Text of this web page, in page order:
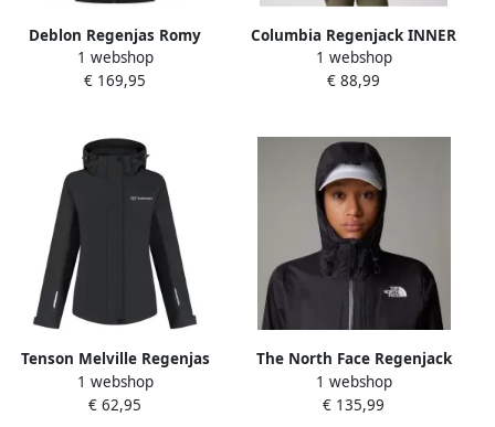
Deblon Regenjas Romy
zwart
1 webshop
€ 169,95
Columbia Regenjack INNER
LIMITS III JACKET (1 stuk)
1 webshop
€ 88,99
Tenson Melville Regenjas
Dames
1 webshop
€ 62,95
The North Face Regenjack
Alta Vista jack voor dames
Waterdicht ademend licht
1 webshop
€ 135,99